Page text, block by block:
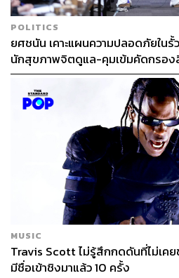
POLITICS
ยศชนัน เคาะแผนความปลอดภัยในรั้
นักสุขภาพจิตดูแล-คุมเข้มคัดกรอ
MUSIC
Travis Scott ไม่รู้สึกกดดันที่ไม่เค
มีชื่อเข้าชิงมาแล้ว 10 ครั้ง